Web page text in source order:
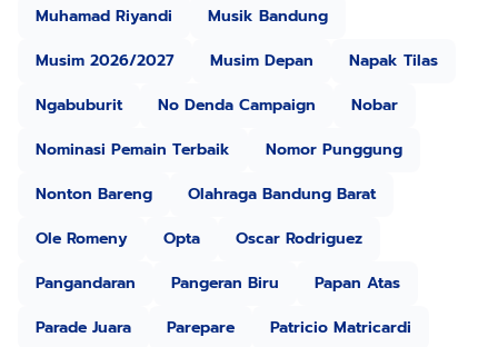
Muhamad Riyandi
Musik Bandung
Musim 2026/2027
Musim Depan
Napak Tilas
Ngabuburit
No Denda Campaign
Nobar
Nominasi Pemain Terbaik
Nomor Punggung
Nonton Bareng
Olahraga Bandung Barat
Ole Romeny
Opta
Oscar Rodriguez
Pangandaran
Pangeran Biru
Papan Atas
Parade Juara
Parepare
Patricio Matricardi